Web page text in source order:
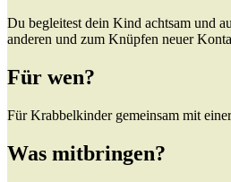
Du begleitest dein Kind achtsam und
anderen und zum Knüpfen neuer
Für wen?
Für Krabbelkinder gemeinsam mit
Was mitbringen?